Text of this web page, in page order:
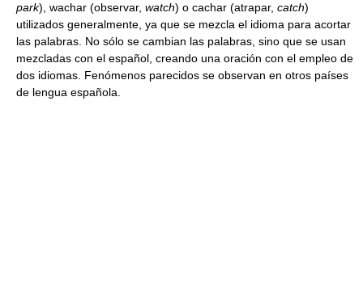
park), wachar (observar, watch) o cachar (atrapar, catch)
utilizados generalmente, ya que se mezcla el idioma para acortar
las palabras. No sólo se cambian las palabras, sino que se usan
mezcladas con el español, creando una oración con el empleo de
dos idiomas. Fenómenos parecidos se observan en otros países
de lengua española.